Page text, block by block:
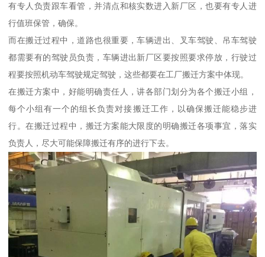
有专人负责跟车看管，并清点和核实数进入新厂区，也要有专人进
行值班保管，确保。
而在搬迁过程中，道路也很重要，车辆进出、叉车驾驶、吊车驾驶
都需要有的驾驶员负责，车辆进出新厂区要按照要求停放，行驶过
程要按照机动车驾驶规定驾驶，这些都要在工厂搬迁方案中体现。
在搬迁方案中，好能明确责任人，讲各部门划分为各个搬迁小组，
每个小组有一个的组长负责对接搬迁工作，以确保搬迁能稳步进
行。在搬迁过程中，搬迁方案能大限度的明确搬迁各项事宜，落实
负责人，尽大可能保障搬迁有序的进行下去。